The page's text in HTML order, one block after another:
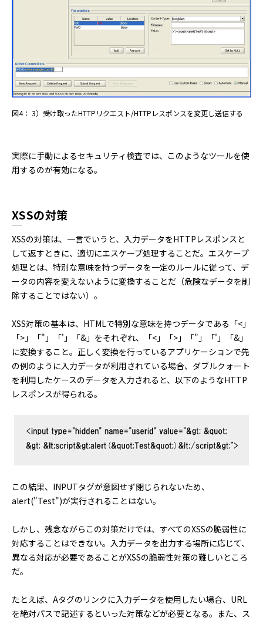
図4： 3）受け取ったHTTPリクエスト/HTTPレスポンスを変更し送信する
実際に手動によるセキュリティ検査では、このようなツールを使
用するのが有効になる。
XSSの対策
XSSの対策は、一言でいうと、入力データをHTTPレスポンスと
して返すときに、適切にエスケープ処理することだ。エスケープ
処理とは、特別な意味を持つデータを一定のルールに従って、デ
ータの内容を変えないように変換することだ（危険なデータを削
除することではない）。
XSS対策の基本は、HTMLで特別な意味を持つデータである「<」
「>」「"」「'」「&」をそれぞれ、「<」「>」「"」「'」「&」
に変換すること。正しく変換を行っているアプリケーションで先
の例のように入力データが利用されている場合、ダブルクォート
を利用したケースのデータを入力されると、以下のようなHTTP
レスポンスが得られる。
この結果、INPUTタグが意図せず閉じられないため、
alert("Test")が実行されることはない。
しかし、残念ながらこの対策だけでは、すべてのXSSの脆弱性に
対応することはできない。入力データを出力する場所に応じて、
異なる対応が必要であることがXSSの脆弱性対策の難しいところ
だ。
たとえば、Aタグのリンクに入力データを使用したい場合、URL
を絶対パスで記述するといった対策などが必要となる。また、ス